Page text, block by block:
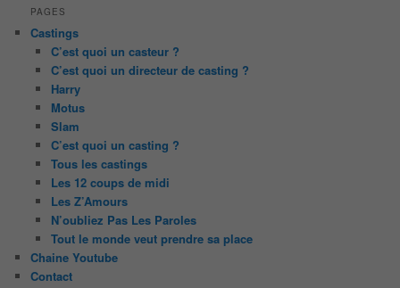
PAGES
Castings
C’est quoi un casteur ?
C’est quoi un directeur de casting ?
Harry
Motus
Slam
C’est quoi un casting ?
Tous les castings
Les 12 coups de midi
Les Z’Amours
N’oubliez Pas Les Paroles
Tout le monde veut prendre sa place
Chaine Youtube
Contact